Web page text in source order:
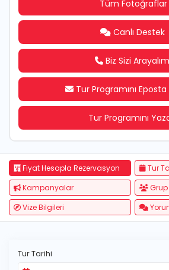
Tüm Fotoğraflar
Canlı Destek
Biz Sizi Arayalım
Tur Programını
Tur Programını
Fiyat Hesapla Rezervasyon
Tur
Kampanyalar
Vize Bilgileri
Tur Tarihi